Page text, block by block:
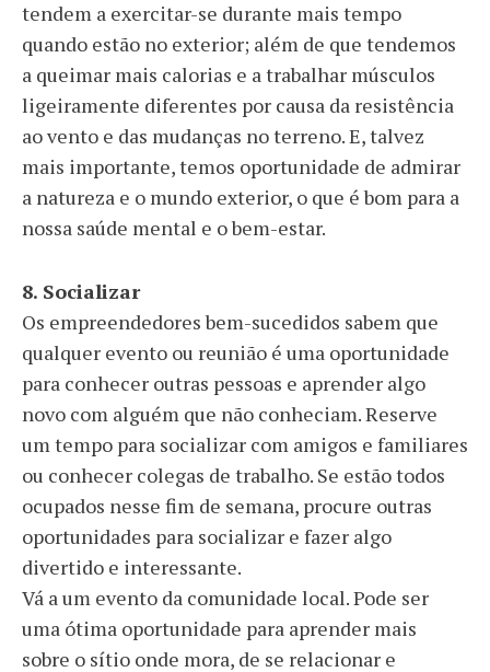
tendem a exercitar-se durante mais tempo
quando estão no exterior; além de que tendemos
a queimar mais calorias e a trabalhar músculos
ligeiramente diferentes por causa da resistência
ao vento e das mudanças no terreno. E, talvez
mais importante, temos oportunidade de admirar
a natureza e o mundo exterior, o que é bom para a
nossa saúde mental e o bem-estar.
8. Socializar
Os empreendedores bem-sucedidos sabem que
qualquer evento ou reunião é uma oportunidade
para conhecer outras pessoas e aprender algo
novo com alguém que não conheciam. Reserve
um tempo para socializar com amigos e familiares
ou conhecer colegas de trabalho. Se estão todos
ocupados nesse fim de semana, procure outras
oportunidades para socializar e fazer algo
divertido e interessante.
Vá a um evento da comunidade local. Pode ser
uma ótima oportunidade para aprender mais
sobre o sítio onde mora, de se relacionar e